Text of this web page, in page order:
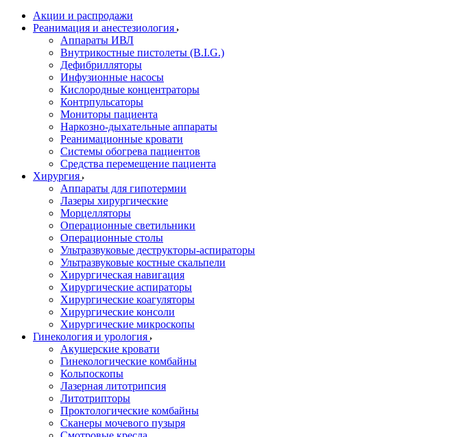
Акции и распродажи
Реанимация и анестезиология
Аппараты ИВЛ
Внутрикостные пистолеты (B.I.G.)
Дефибрилляторы
Инфузионные насосы
Кислородные концентраторы
Контрпульсаторы
Мониторы пациента
Наркозно-дыхательные аппараты
Реанимационные кровати
Системы обогрева пациентов
Средства перемещение пациента
Хирургия
Аппараты для гипотермии
Лазеры хирургические
Морцелляторы
Операционные светильники
Операционные столы
Ультразвуковые деструкторы-аспираторы
Ультразвуковые костные скальпели
Хирургическая навигация
Хирургические аспираторы
Хирургические коагуляторы
Хирургические консоли
Хирургические микроскопы
Гинекология и урология
Акушерские кровати
Гинекологические комбайны
Кольпоскопы
Лазерная литотрипсия
Литотрипторы
Проктологические комбайны
Сканеры мочевого пузыря